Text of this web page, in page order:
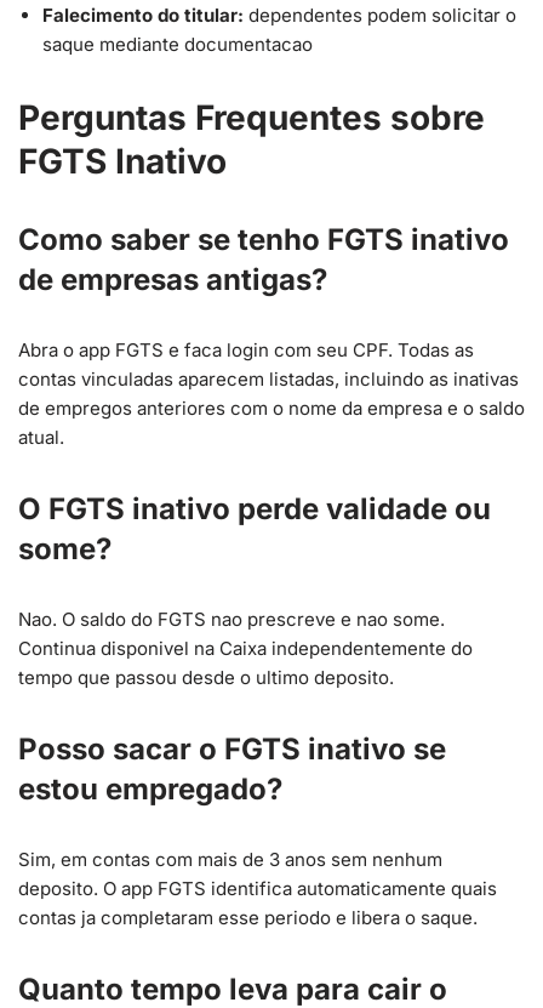
Falecimento do titular: dependentes podem solicitar o
saque mediante documentacao
Perguntas Frequentes sobre
FGTS Inativo
Como saber se tenho FGTS inativo
de empresas antigas?
Abra o app FGTS e faca login com seu CPF. Todas as
contas vinculadas aparecem listadas, incluindo as inativas
de empregos anteriores com o nome da empresa e o saldo
atual.
O FGTS inativo perde validade ou
some?
Nao. O saldo do FGTS nao prescreve e nao some.
Continua disponivel na Caixa independentemente do
tempo que passou desde o ultimo deposito.
Posso sacar o FGTS inativo se
estou empregado?
Sim, em contas com mais de 3 anos sem nenhum
deposito. O app FGTS identifica automaticamente quais
contas ja completaram esse periodo e libera o saque.
Quanto tempo leva para cair o